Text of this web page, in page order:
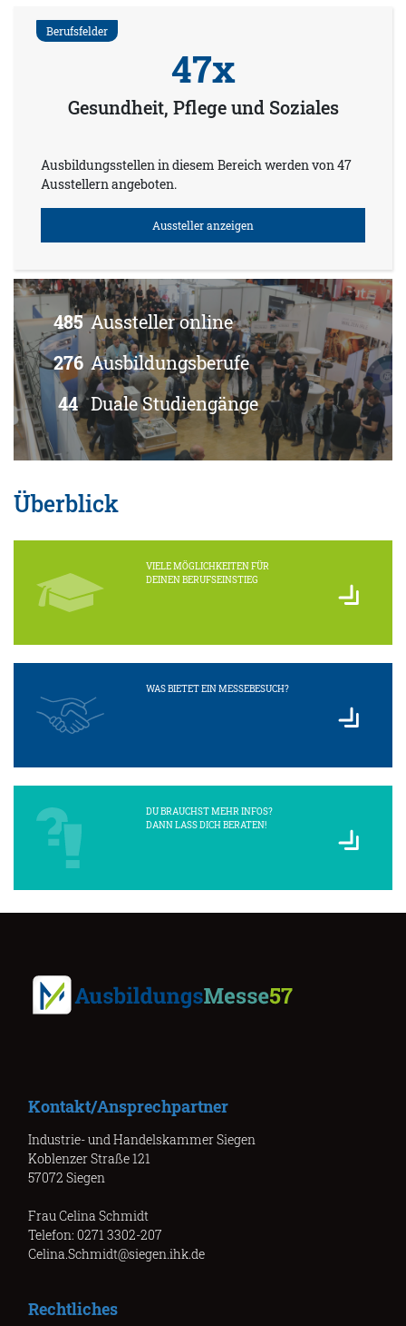
Berufsfelder
47x
Gesundheit, Pflege und Soziales
Ausbildungsstellen in diesem Bereich werden von 47
Ausstellern angeboten.
Aussteller anzeigen
485Aussteller online
276 Ausbildungsberufe
44 Duale Studiengänge
Überblick
VIELE MÖGLICHKEITEN FÜR
DEINEN BERUFSEINSTIEG
WAS BIETET EIN MESSEBESUCH?
DU BRAUCHST MEHR INFOS?
DANN LASS DICH BERATEN!
Kontakt/Ansprechpartner
Industrie- und Handelskammer Siegen
Koblenzer Straße 121
57072 Siegen
Frau Celina Schmidt
Telefon: 0271 3302-207
Celina.Schmidt@siegen.ihk.de
Rechtliches